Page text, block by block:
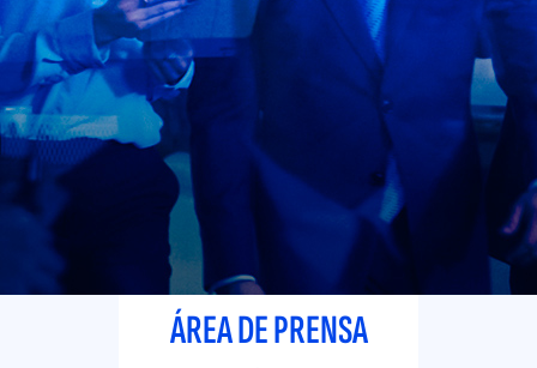
d
i
t
t
o
r
i
ÁREA DE PRENSA